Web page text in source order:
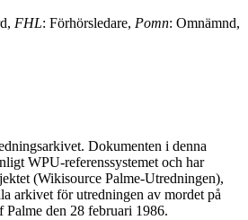
FHL: Förhörsledare, Pomn: Omnämnd,
Dokumenten i denna
WPU-referenssystemet och har
(Wikisource Palme-Utredningen),
arkivet för utredningen av mordet på
Palme den 28 februari 1986.